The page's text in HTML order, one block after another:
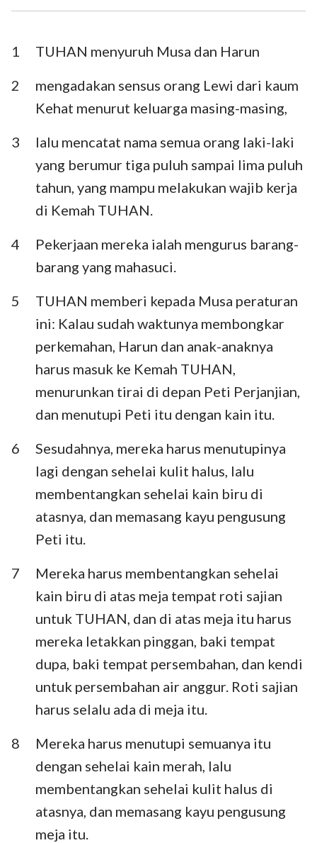
Ezra Nehemia
Ester Ayub
Pengkhotbah Kidung Agung
Yesaya Yeremia
Ratapan Yehezkiel
Daniel
Obaja Yunus
Mikha Nahum
Habakuk Zefanya
Hagai
Maleakhi
1
TUHAN menyuruh Musa dan Harun
2
mengadakan sensus orang Lewi dari kaum
Kehat menurut keluarga masing-masing,
3
lalu mencatat nama semua orang laki-laki
yang berumur tiga puluh sampai lima puluh
tahun, yang mampu melakukan wajib kerja
di Kemah TUHAN.
4
Pekerjaan mereka ialah mengurus barang-
barang yang mahasuci.
5
TUHAN memberi kepada Musa peraturan
ini: Kalau sudah waktunya membongkar
perkemahan, Harun dan anak-anaknya
harus masuk ke Kemah TUHAN,
menurunkan tirai di depan Peti Perjanjian,
dan menutupi Peti itu dengan kain itu.
6
Sesudahnya, mereka harus menutupinya
lagi dengan sehelai kulit halus, lalu
membentangkan sehelai kain biru di
atasnya, dan memasang kayu pengusung
Peti itu.
7
Mereka harus membentangkan sehelai
kain biru di atas meja tempat roti sajian
untuk TUHAN, dan di atas meja itu harus
mereka letakkan pinggan, baki tempat
dupa, baki tempat persembahan, dan kendi
untuk persembahan air anggur. Roti sajian
harus selalu ada di meja itu.
8
Mereka harus menutupi semuanya itu
dengan sehelai kain merah, lalu
membentangkan sehelai kulit halus di
atasnya, dan memasang kayu pengusung
meja itu.